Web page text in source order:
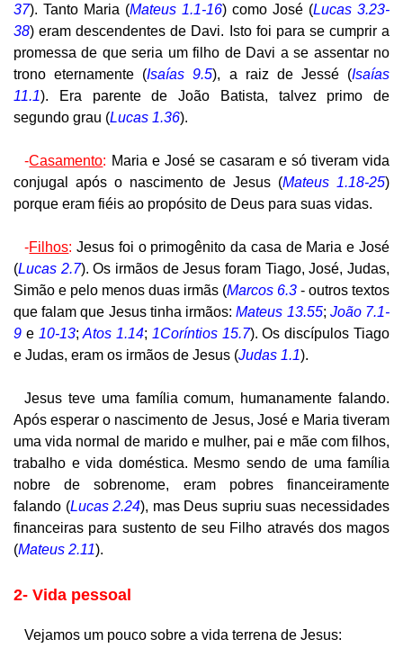
37). Tanto Maria (Mateus 1.1-16) como José (Lucas 3.23-
38) eram descendentes de Davi. Isto foi para se cumprir a
promessa de que seria um filho de Davi a se assentar no
trono eternamente (Isaías 9.5), a raiz de Jessé (Isaías
11.1). Era parente de João Batista, talvez primo de
segundo grau (Lucas 1.36).
-Casamento: Maria e José se casaram e só tiveram vida
conjugal após o nascimento de Jesus (Mateus 1.18-25)
porque eram fiéis ao propósito de Deus para suas vidas.
-Filhos: Jesus foi o primogênito da casa de Maria e José
(Lucas 2.7). Os irmãos de Jesus foram Tiago, José, Judas,
Simão e pelo menos duas irmãs (Marcos 6.3 - outros textos
que falam que Jesus tinha irmãos:Mateus 13.55; João 7.1-
9 e 10-13;Atos 1.14; 1Coríntios 15.7). Os discípulos Tiago
e Judas, eram os irmãos de Jesus (Judas 1.1).
Jesus teve uma família comum, humanamente falando.
Após esperar o nascimento de Jesus, José e Maria tiveram
uma vida normal de marido e mulher, pai e mãe com filhos,
trabalho e vida doméstica. Mesmo sendo de uma família
nobre de sobrenome, eram pobres financeiramente
falando (Lucas 2.24), mas Deus supriu suas necessidades
financeiras para sustento de seu Filho através dos magos
(Mateus 2.11).
2- Vida pessoal
Vejamos um pouco sobre a vida terrena de Jesus: